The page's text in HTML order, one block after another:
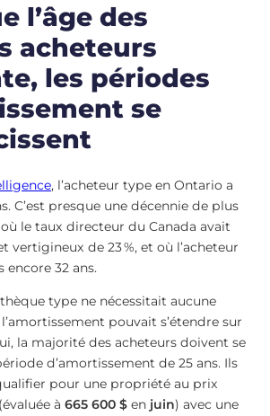
l’âge des
acheteurs
les périodes
se
, l’acheteur type en Ontario a
C’est presque une décennie de plus
où le taux directeur du Canada avait
vertigineux de 23 %, et où l’acheteur
encore 32 ans.
type ne nécessitait aucune
pouvait s’étendre sur
la majorité des acheteurs doivent se
d’amortissement de 25 ans. Ils
pour une propriété au prix
à 665 600 $ en juin) avec une